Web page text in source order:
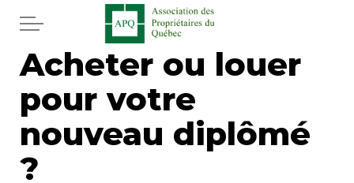
Aller au contenu principal
Accueil
Services
Actualités
Acheter ou louer
pour votre
nouveau diplômé
?